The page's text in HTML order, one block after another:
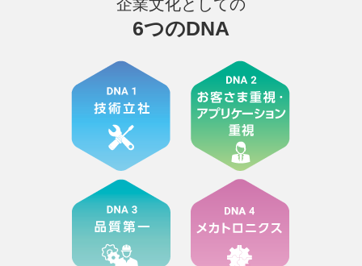
企業文化としての
6つのDNA